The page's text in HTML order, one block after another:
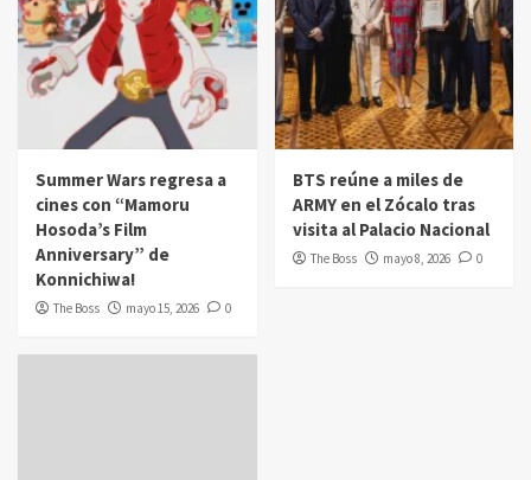
Summer Wars regresa a
cines con “Mamoru
Hosoda’s Film
Anniversary” de
Konnichiwa!
The Boss mayo 15, 2026 0
BTS reúne a miles de
ARMY en el Zócalo tras
visita al Palacio Nacional
The Boss mayo 8, 2026 0